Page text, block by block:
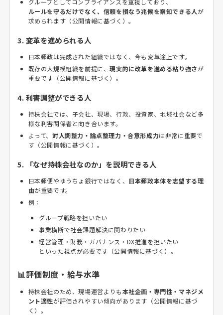
グループとしてコンプライアンスを重視しており、
ルールを守るだけでなく、信頼を損なう兆候を察知できる人が
求められます（公開情報に基づく）。
3. 変革を進められる人
日本郵政は完成された組織ではなく、今も変革途上です。
既存の大規模組織を前提に、現実的に改革を進める粘り強さが
重要です（公開情報に基づく）。
4. 利害調整ができる人
持株会社では、子会社、現場、行政、投資家、地域社会など多
様な利害関係者と向き合います。
よって、 対人調整力・論点整理力・合意形成力は非常に重要で
す（公開情報に基づく）。
5. 「なぜ持株会社なのか」を説明できる人
日本郵便やゆうちょ銀行ではなく、
日本郵政本体を志望する理
由が重要です。
例：
グループ戦略を担いたい
事業横断で社会課題解決に関わりたい
経営管理・財務・ガバナンス・DX推進を担いたい
といった視点が必要です（公開情報に基づく）。
📊評価制度・給与水準
持株会社のため、現場運営よりも本社企画・専門性・マネジメ
ント適性が評価されやすい傾向があります（公開情報に基づ
く）。